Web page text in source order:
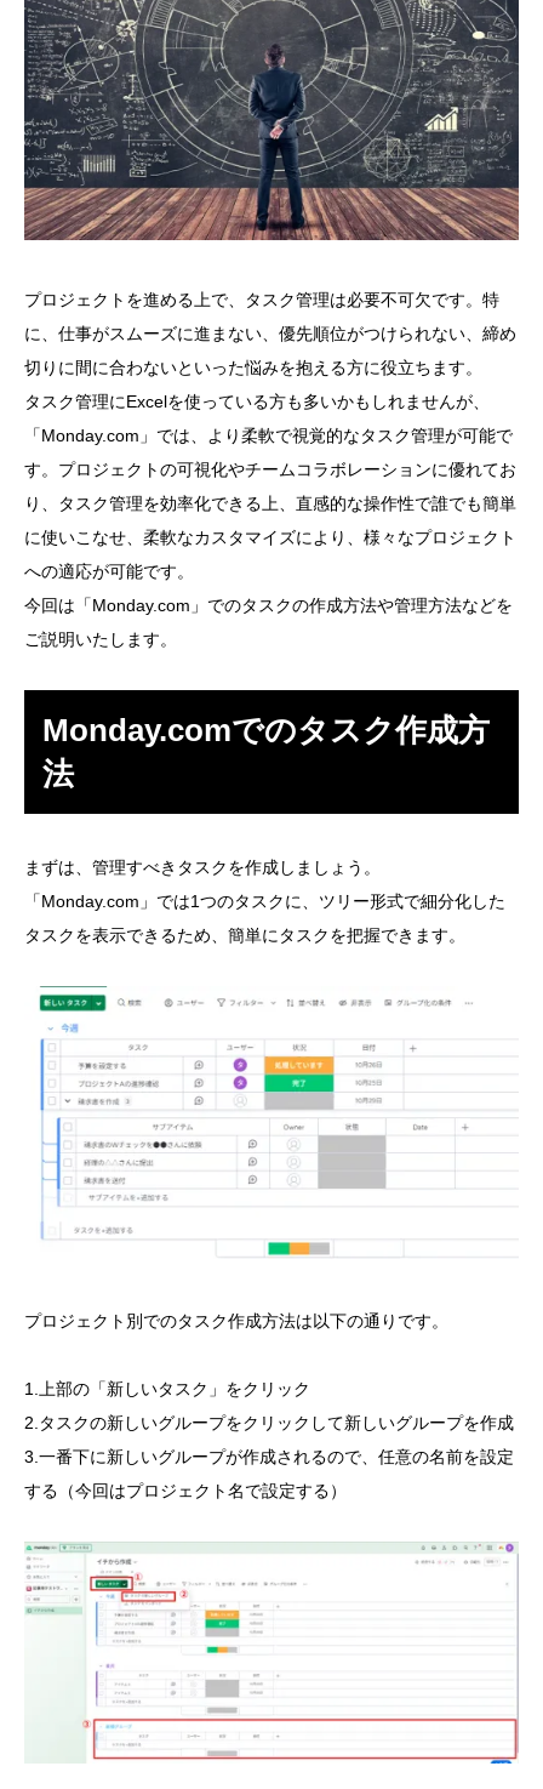
プロジェクトを進める上で、タスク管理は必要不可欠です。特
に、仕事がスムーズに進まない、優先順位がつけられない、締め
切りに間に合わないといった悩みを抱える方に役立ちます。
タスク管理にExcelを使っている方も多いかもしれませんが、
「Monday.com」では、より柔軟で視覚的なタスク管理が可能で
す。プロジェクトの可視化やチームコラボレーションに優れてお
り、タスク管理を効率化できる上、直感的な操作性で誰でも簡単
に使いこなせ、柔軟なカスタマイズにより、様々なプロジェクト
への適応が可能です。
今回は「Monday.com」でのタスクの作成方法や管理方法などを
ご説明いたします。
Monday.comでのタスク作成方
法
まずは、管理すべきタスクを作成しましょう。
「Monday.com」では1つのタスクに、ツリー形式で細分化した
タスクを表示できるため、簡単にタスクを把握できます。
プロジェクト別でのタスク作成方法は以下の通りです。
1.上部の「新しいタスク」をクリック
2.タスクの新しいグループをクリックして新しいグループを作成
3.一番下に新しいグループが作成されるので、任意の名前を設定
する（今回はプロジェクト名で設定する）